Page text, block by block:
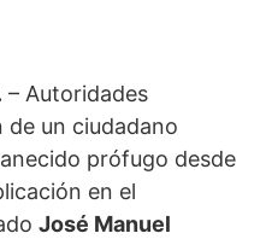
– Autoridades
un ciudadano
prófugo desde
en el
José Manuel